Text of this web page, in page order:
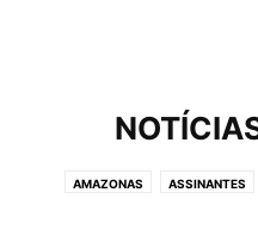
AMAZONAS ASSINANTES